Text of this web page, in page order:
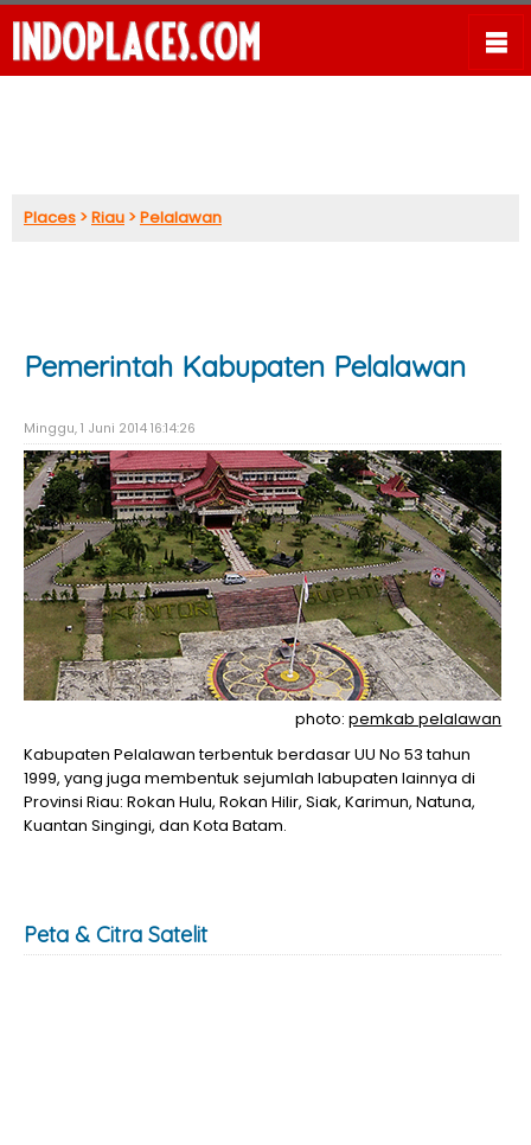
Places >Riau >Pelalawan
Pemerintah Kabupaten Pelalawan
Minggu, 1 Juni 2014 16:14:26
photo:pemkab pelalawan
Kabupaten Pelalawan terbentuk berdasar UU No 53 tahun
1999, yang juga membentuk sejumlah labupaten lainnya di
Provinsi Riau: Rokan Hulu, Rokan Hilir, Siak, Karimun, Natuna,
Kuantan Singingi, dan Kota Batam.
Peta & Citra Satelit